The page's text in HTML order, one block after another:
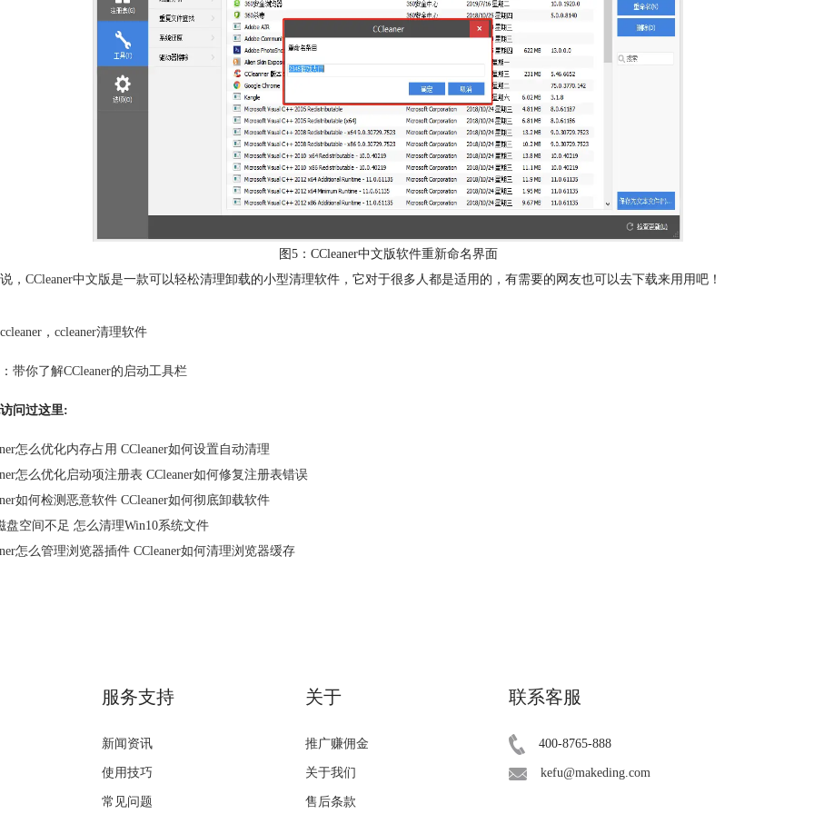
图5：CCleaner中文版软件重新命名界面
， CCleaner中文版是一款可以轻松清理卸载的小型清理软件，它对于很多人都是适用的，有需要的网友也可以去下载来用用吧！
ccleaner ， ccleaner清理软件
带你了解CCleaner的启动工具栏
问过这里:
怎么优化内存占用 CCleaner如何设置自动清理
怎么优化启动项注册表 CCleaner如何修复注册表错误
如何检测恶意软件 CCleaner如何彻底卸载软件
盘空间不足 怎么清理Win10系统文件
怎么管理浏览器插件 CCleaner如何清理浏览器缓存
服务支持
新闻资讯
使用技巧
常见问题
关于
推广赚佣金
关于我们
售后条款
联系客服
400-8765-888
kefu@makeding.com